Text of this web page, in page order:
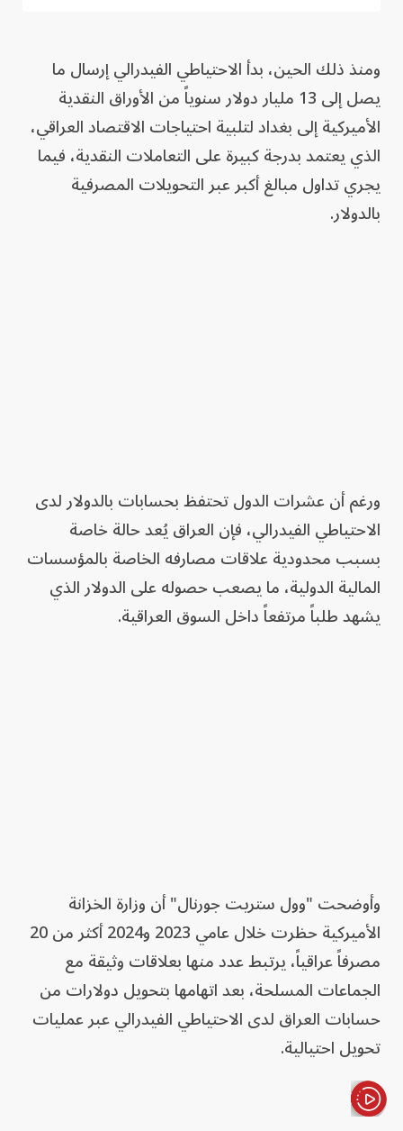
ومنذ ذلك الحين، بدأ الاحتياطي الفيدرالي إرسال ما
يصل إلى 13 مليار دولار سنوياً من الأوراق النقدية
الأميركية إلى بغداد لتلبية احتياجات الاقتصاد العراقي،
الذي يعتمد بدرجة كبيرة على التعاملات النقدية، فيما
يجري تداول مبالغ أكبر عبر التحويلات المصرفية
بالدولار.
ورغم أن عشرات الدول تحتفظ بحسابات بالدولار لدى
الاحتياطي الفيدرالي، فإن العراق يُعد حالة خاصة
بسبب محدودية علاقات مصارفه الخاصة بالمؤسسات
المالية الدولية، ما يصعب حصوله على الدولار الذي
يشهد طلباً مرتفعاً داخل السوق العراقية.
وأوضحت "وول ستريت جورنال" أن وزارة الخزانة
الأميركية حظرت خلال عامي 2023 و2024 أكثر من 20
مصرفاً عراقياً، يرتبط عدد منها بعلاقات وثيقة مع
الجماعات المسلحة، بعد اتهامها بتحويل دولارات من
حسابات العراق لدى الاحتياطي الفيدرالي عبر عمليات
تحويل احتيالية.